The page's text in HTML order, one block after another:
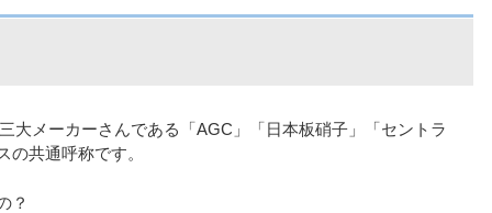
大メーカーさんである「AGC」「日本板硝子」「セントラ
の共通呼称です。
？